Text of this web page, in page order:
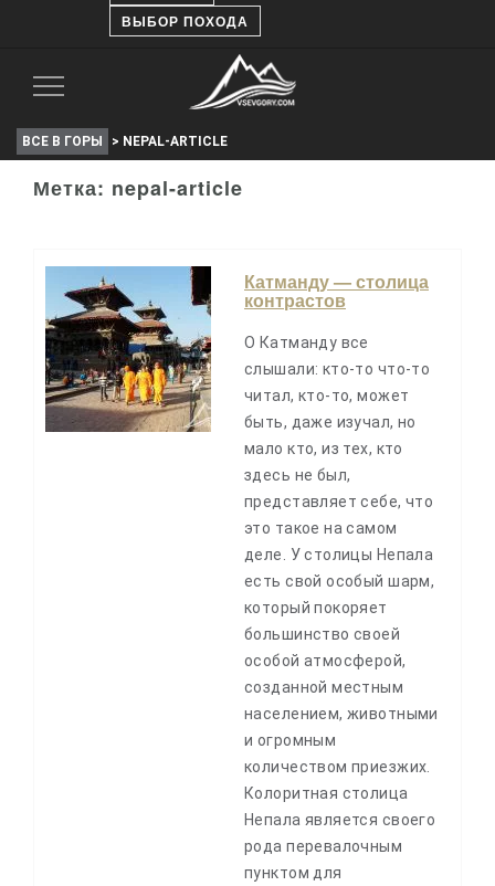
ВЫБОР ПОХОДА
Toggle
ВСЕ В ГОРЫ > NEPAL-ARTICLE
Метка: nepal-article
Катманду — столица
контрастов
О Катманду все
слышали: кто-то что-то
читал, кто-то, может
быть, даже изучал, но
мало кто, из тех, кто
здесь не был,
представляет себе, что
это такое на самом
деле. У столицы Непала
есть свой особый шарм,
который покоряет
большинство своей
особой атмосферой,
созданной местным
населением, животными
и огромным
количеством приезжих.
Колоритная столица
Непала является своего
рода перевалочным
пунктом для